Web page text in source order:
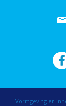
Vormgeving en